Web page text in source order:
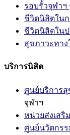
รอบรั้วจุฬาฯ
ชีวิตนิสิตในก
ชีวิตนิสิตในป
สุขภาวะทาง
บริการนิสิต
ศูนย์บริการ
จุฬาฯ
หน่วยส่งเส
ศูนย์นวัตกรร